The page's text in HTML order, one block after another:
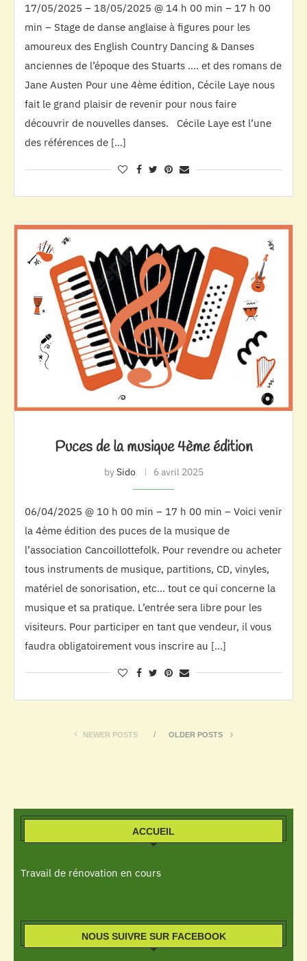
17/05/2025 – 18/05/2025 @ 14 h 00 min – 17 h 00
min – Stage de danse anglaise à figures pour les
amoureux des English Country Dancing & Danses
anciennes de l’époque des Stuarts …. et des romans de
Jane Austen Pour une 4ème édition, Cécile Laye nous
fait le grand plaisir de revenir pour nous faire
découvrir de nouvelles danses. Cécile Laye est l’une
des références de […]
Puces de la musique 4ème édition
bySido 6 avril 2025
06/04/2025 @ 10 h 00 min – 17 h 00 min – Voici venir
la 4ème édition des puces de la musique de
l’association Cancoillottefolk. Pour revendre ou acheter
tous instruments de musique, partitions, CD, vinyles,
matériel de sonorisation, etc… tout ce qui concerne la
musique et sa pratique. L’entrée sera libre pour les
visiteurs. Pour participer en tant que vendeur, il vous
faudra obligatoirement vous inscrire au […]
NEWER POSTS OLDER POSTS
ACCUEIL
Travail de rénovation en cours
NOUS SUIVRE SUR FACEBOOK